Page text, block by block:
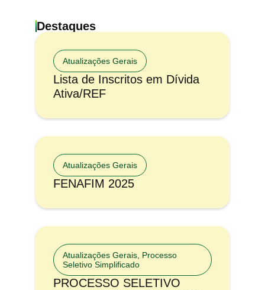
Destaques
Atualizações Gerais
Lista de Inscritos em Dívida
Ativa/REF
Atualizações Gerais
FENAFIM 2025
Atualizações Gerais Processo
Seletivo Simplificado
PROCESSO SELETIVO